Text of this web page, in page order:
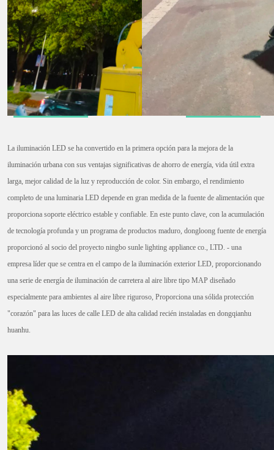
La iluminación LED se ha convertido en la primera opción para la mejora de la
iluminación urbana con sus ventajas significativas de ahorro de energía, vida útil extra
larga, mejor calidad de la luz y reproducción de color. Sin embargo, el rendimiento
completo de una luminaria LED depende en gran medida de la fuente de alimentación que
proporciona soporte eléctrico estable y confiable. En este punto clave, con la acumulación
de tecnología profunda y un programa de productos maduro, dongloong fuente de energía
proporcionó al socio del proyecto ningbo sunle lighting appliance co., LTD. - una
empresa líder que se centra en el campo de la iluminación exterior LED, proporcionando
una serie de energía de iluminación de carretera al aire libre tipo MAP diseñado
especialmente para ambientes al aire libre riguroso, Proporciona una sólida protección
"corazón" para las luces de calle LED de alta calidad recién instaladas en dongqianhu
huanhu.